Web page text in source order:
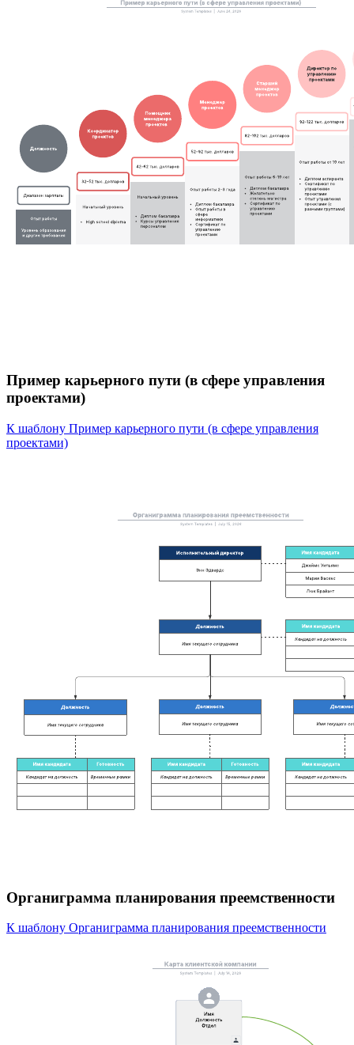
Пример карьерного пути (в сфере управления
проектами)
К шаблону Пример карьерного пути (в сфере управления
проектами)
Органиграмма планирования преемственности
К шаблону Органиграмма планирования преемственности